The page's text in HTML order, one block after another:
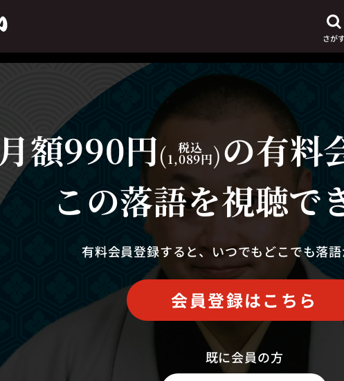
さが
芸人からさがす
演目 からさがす
上演時間からさがす
月額990円( 税込
1,089円)の有料
この落語を視聴で
有料会員登録すると、いつでもどこでも落語
会員登録はこちら
既に会員の方